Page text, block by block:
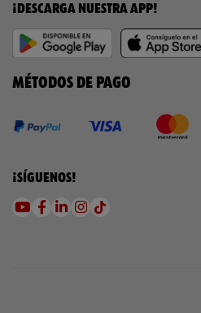
¡DESCARGA NUESTRA APP!
MÉTODOS DE PAGO
¡SÍGUENOS!